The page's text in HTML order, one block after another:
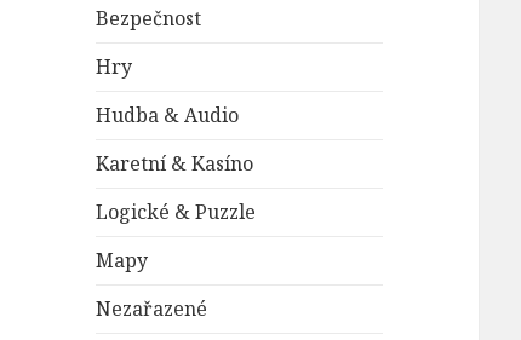
Bezpečnost
Hry
Hudba & Audio
Karetní & Kasíno
Logické & Puzzle
Mapy
Nezařazené